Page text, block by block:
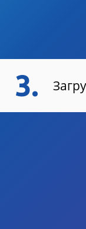
3.